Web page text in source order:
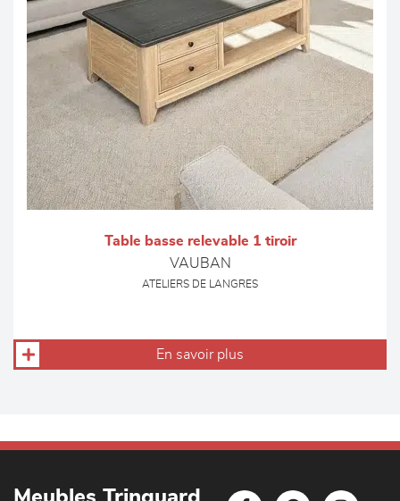
Table basse relevable 1 tiroir
VAUBAN
ATELIERS DE LANGRES
En savoir plus